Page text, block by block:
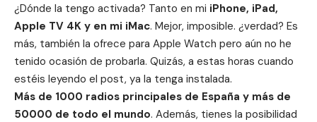
¿Dónde la tengo activada? Tanto en mi iPhone, iPad,
Apple TV 4K y en mi iMac. Mejor, imposible. ¿verdad? Es
más, también la ofrece para Apple Watch pero aún no he
tenido ocasión de probarla. Quizás, a estas horas cuando
estéis leyendo el post, ya la tenga instalada.
Más de 1000 radios principales de España y más de
50000 de todo el mundo. Además, tienes la posibilidad